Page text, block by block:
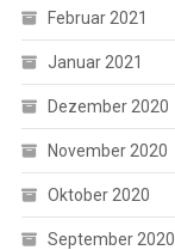
Februar 2021
Januar 2021
Dezember 2020
November 2020
Oktober 2020
September 2020